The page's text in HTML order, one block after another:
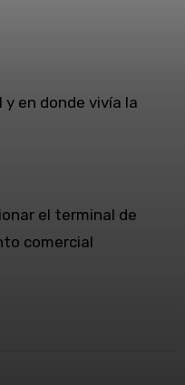
en donde vivía la
el terminal de
comercial